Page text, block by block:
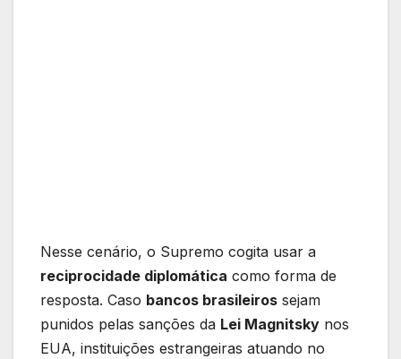
Nesse cenário, o Supremo cogita usar a
reciprocidade diplomática como forma de
resposta. Caso bancos brasileiros sejam
punidos pelas sanções da Lei Magnitsky nos
EUA, instituições estrangeiras atuando no